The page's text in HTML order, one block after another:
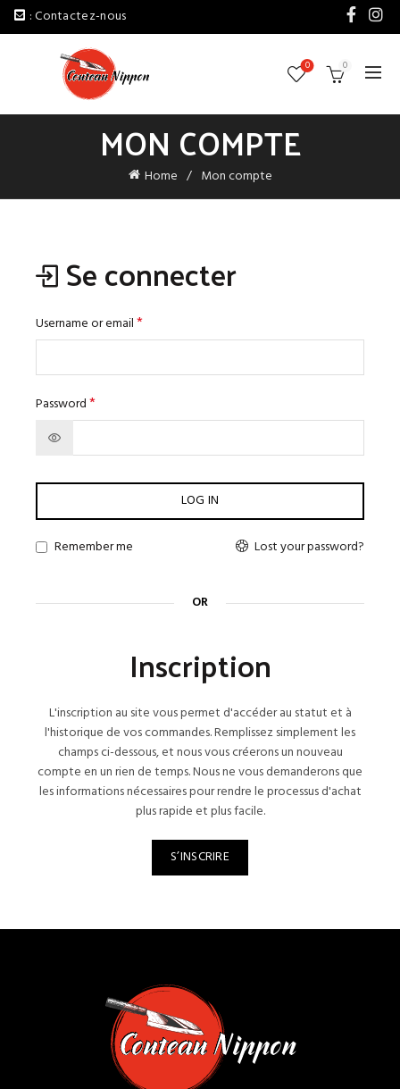
: Contactez-nous
0 0
MON COMPTE
Home Mon compte
Se connecter
Username or email*
Password*
LOG IN
Lost your password?
Remember me
OR
Inscription
L'inscription au site vous permet d'accéder au statut et à
l'historique de vos commandes. Remplissez simplement les
champs ci-dessous, et nous vous créerons un nouveau
compte en un rien de temps. Nous ne vous demanderons que
les informations nécessaires pour rendre le processus d'achat
plus rapide et plus facile.
S’INSCRIRE